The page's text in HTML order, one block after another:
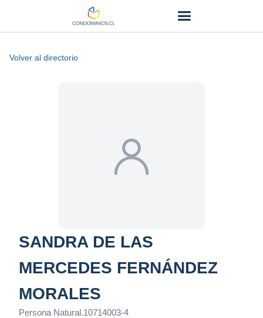
Volver al directorio
SANDRA DE LAS
MERCEDES FERNÁNDEZ
MORALES
Persona Natural.10714003-4